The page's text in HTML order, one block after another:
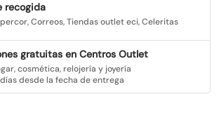
recogida
Correos, Tiendas outlet eci, Celeritas
gratuitas en Centros Outlet
cosmética, relojería y joyería
desde la fecha de entrega